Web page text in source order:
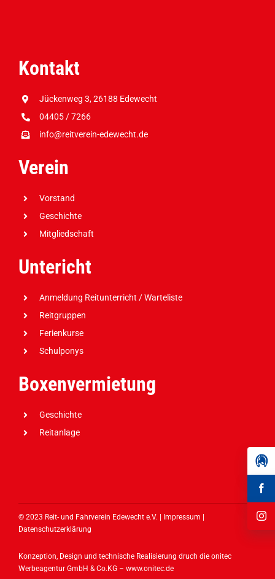
Kontakt
Jückenweg 3, 26188 Edewecht
04405 / 7266
info@reitverein-edewecht.de
Verein
Vorstand
Geschichte
Mitgliedschaft
Untericht
Anmeldung Reitunterricht / Warteliste
Reitgruppen
Ferienkurse
Schulponys
Boxenvermietung
Geschichte
Reitanlage
© 2023 Reit- und Fahrverein Edewecht e.V. | Impressum
Datenschutzerklärung
Konzeption, Design und technische Realisierung druch die onitec
Werbeagentur GmbH & Co.KG – www.onitec.de